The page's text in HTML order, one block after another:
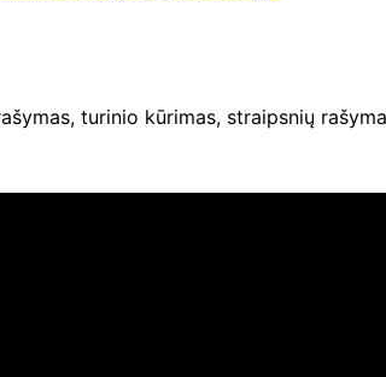
turinio kūrimas, straipsnių